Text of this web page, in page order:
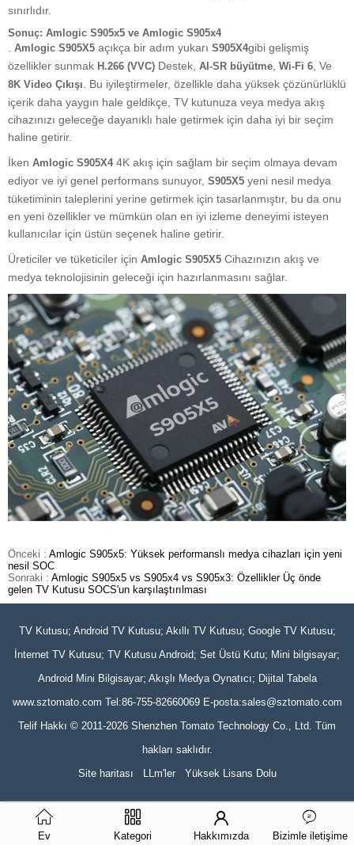
sınırlıdır.
Sonuç: Amlogic S905x5 ve Amlogic S905x4
Amlogic S905X5 açıkça bir adım yukarı S905X4gibi gelişmiş
özellikler sunmak H.266 (VVC) Destek, AI-SR büyütme Wi-Fi 6 , Ve
8K Video Çıkışı . Bu iyileştirmeler, özellikle daha yüksek çözünürlüklü
içerik daha yaygın hale geldikçe, TV kutunuza veya medya akış
cihazınızı geleceğe dayanıklı hale getirmek için daha iyi bir seçim
haline getirir.
İken Amlogic S905X44K akış için sağlam bir seçim olmaya devam
ediyor ve iyi genel performans sunuyor, S905X5 yeni nesil medya
tüketiminin taleplerini yerine getirmek için tasarlanmıştır, bu da onu
en yeni özellikler ve mümkün olan en iyi izleme deneyimi isteyen
kullanıcılar için üstün seçenek haline getirir.
Üreticiler ve tüketiciler için Amlogic S905X5 Cihazınızın akış ve
medya teknolojisinin geleceği için hazırlanmasını sağlar.
Önceki : Amlogic S905x5: Yüksek performanslı medya cihazları için yeni
nesil SOC
Sonraki : Amlogic S905x5 vs S905x4 vs S905x3: Özellikler Üç önde
gelen TV Kutusu SOCS'un karşılaştırılması
TV Kutusu; Android TV Kutusu; Akıllı TV Kutusu; Google TV Kutusu;
İnternet TV Kutusu; TV Kutusu Android; Set Üstü Kutu; Mini bilgisayar;
Android Mini Bilgisayar; Akışlı Medya Oynatıcı; Dijital Tabela
www.sztomato.com Tel:86-755-82660069 E-posta:sales@sztomato.com
Telif Hakkı © 2011-2026 Shenzhen Tomato Technology Co., Ltd. Tüm
hakları saklıdır.
Site haritası
LLm'ler Yüksek Lisans Dolu
Ev Kategori Hakkımızda
Bizimle iletişime